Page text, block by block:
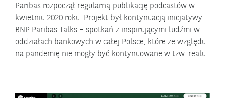
Paribas rozpoczął regularną publikację podcastów w
kwietniu 2020 roku. Projekt był kontynuacją inicjatywy
BNP Paribas Talks – spotkań z inspirującymi ludźmi w
oddziałach bankowych w całej Polsce, które ze względu
na pandemię nie mogły być kontynuowane w tzw. realu.